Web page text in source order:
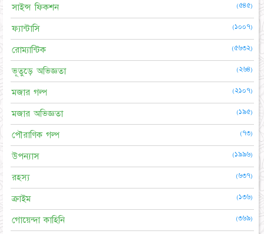
সাইন্স ফিকশন (৫৪৫)
ফ্যান্টাসি (১০০৭)
রোম্যান্টিক (৫৬৩২)
ভূতুড়ে অভিজ্ঞতা (২৬৪)
মজার গল্প (২১০৭)
মজার অভিজ্ঞতা (১৯৫)
পৌরাণিক গল্প (৭৩)
উপন্যাস (১৯৯৬)
রহস্য (৬৩৭)
ক্রাইম (১৩৬)
গোয়েন্দা কাহিনি (৩৬৯)